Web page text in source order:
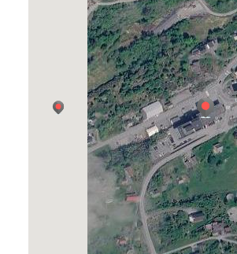
Bømmelfjord AS v/ Borgny
AS v/ Lars Eidesvik.
Selskapet eig mellom anna
skipsservice AS, om lag 60 %
Eidesvik Offshore AS, 45 % i
Næringspark, Stord, 12 % i
Norsea Group AS i tillegg til
rekkje andre selskap, som
Management.
Google Maps